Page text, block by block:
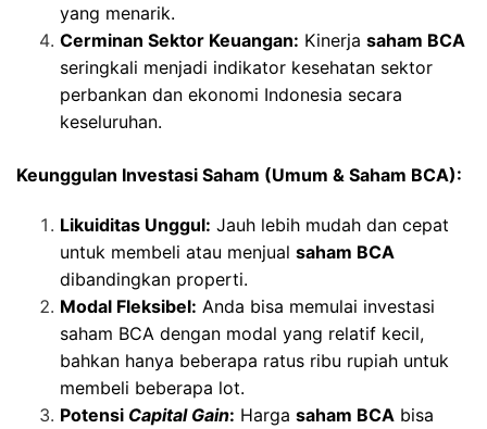
yang menarik.
Cerminan Sektor Keuangan: Kinerja saham BCA
seringkali menjadi indikator kesehatan sektor
perbankan dan ekonomi Indonesia secara
keseluruhan.
Keunggulan Investasi Saham (Umum & Saham BCA):
Likuiditas Unggul: Jauh lebih mudah dan cepat
untuk membeli atau menjual saham BCA
dibandingkan properti.
Modal Fleksibel: Anda bisa memulai investasi
saham BCA dengan modal yang relatif kecil,
bahkan hanya beberapa ratus ribu rupiah untuk
membeli beberapa lot.
Potensi Capital Gain: Harga saham BCA bisa